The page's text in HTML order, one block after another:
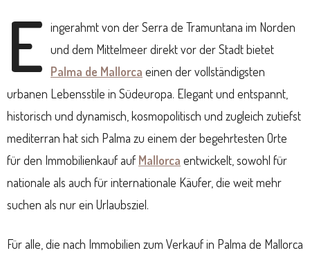
E ingerahmt von der Serra de Tramuntana im Norden
und dem Mittelmeer direkt vor der Stadt bietet
Palma de Mallorca einen der vollständigsten
urbanen Lebensstile in Südeuropa. Elegant und entspannt,
historisch und dynamisch, kosmopolitisch und zugleich zutiefst
mediterran hat sich Palma zu einem der begehrtesten Orte
für den Immobilienkauf auf Mallorca entwickelt, sowohl für
nationale als auch für internationale Käufer, die weit mehr
suchen als nur ein Urlaubsziel.
Für alle, die nach Immobilien zum Verkauf in Palma de Mallorca